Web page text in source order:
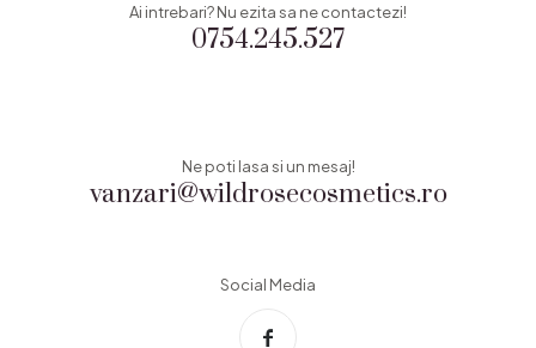
0754.245.527
Ai intrebari? Nu ezita sa ne contactezi!
vanzari@wildrosecosmetics.ro
Ne poti lasa si un mesaj!
Social Media